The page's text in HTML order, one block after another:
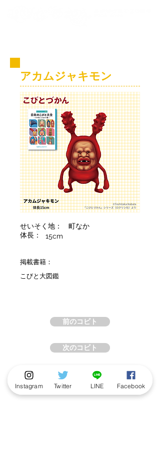
アカムジャキモン
せいそく地：
町なか
体長：
15cm
掲載書籍：
こびと大図鑑
前のコビト
次のコビト
Instagram Twitter LINE Facebook